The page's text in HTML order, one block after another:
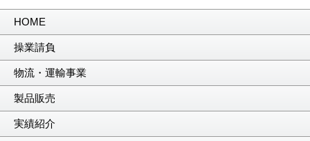
HOME
操業請負
物流・運輸事業
製品販売
実績紹介